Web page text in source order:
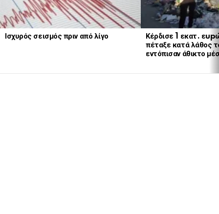
Ισχυρός σεισμός πριν από λίγο
Κέρδισε 1 εκατ.
πέταξε κατά λάθος
εντόπισαν άθικτο